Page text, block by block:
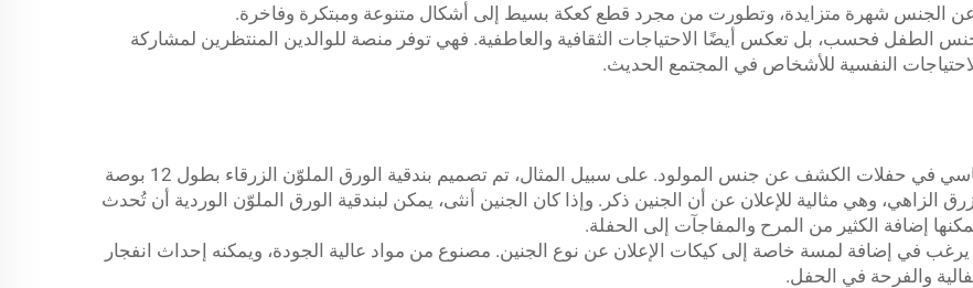
الجنس شهرة متزايدة، وتطورت من مجرد قطع كعكة بسيط إلى أشكال متنوعة ومبتكرة وفاخرة.
فحسب، بل تعكس أيضًا الاحتياجات الثقافية والعاطفية. فهي توفر منصة للوالدين المنتظرين لمشاركة
النفسية للأشخاص في المجتمع الحديث.
: بنادق الورق الملوّن لدينا هي عنصر أساسي في حفلات الكشف عن جنس المولود. على سبيل المثال، تم تصميم بندقية الورق الملوّن الزرقاء بطول 12 بوصة
وهي مثالية للإعلان عن أن الجنين ذكر. وإذا كان الجنين أنثى، يمكن لبندقية الورق الملوّن الوردية أن تُحدث
إضافة الكثير من المرح والمفاجآت إلى الحفلة.
في إضافة لمسة خاصة إلى كيكات الإعلان عن نوع الجنين. مصنوع من مواد عالية الجودة، ويمكنه إحداث انفجار
والفرحة في الحفل.